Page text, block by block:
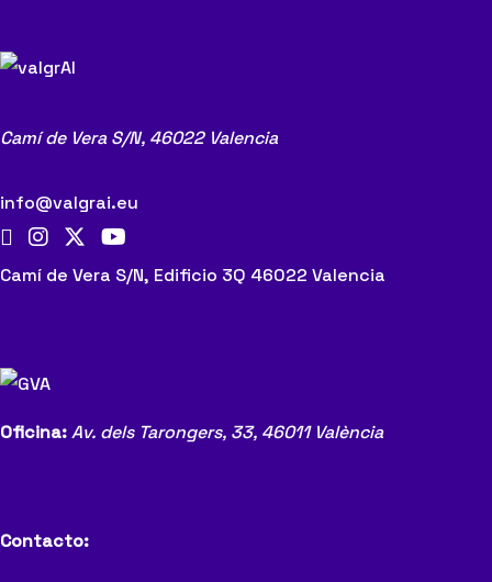
revolucionarios
Webinar
de
innovación
Camí de Vera S/N, 46022 Valencia
info@valgrai.eu
Camí de Vera S/N, Edificio 3Q 46022 Valencia
Oficina:Av. dels Tarongers, 33, 46011 València
Contacto: